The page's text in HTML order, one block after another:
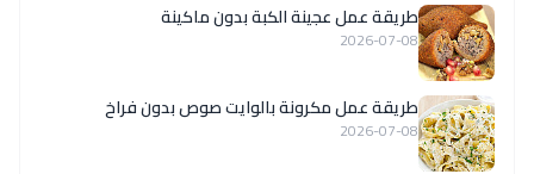
طريقة عمل عجينة الكبة بدون ماكينة
2026-07-08
طريقة عمل مكرونة بالوايت صوص بدون فراخ
2026-07-08